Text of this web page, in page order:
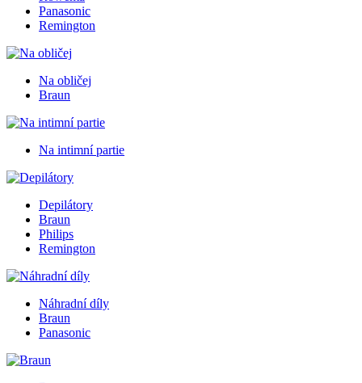
Panasonic
Remington
Na obličej
Braun
Na intimní partie
Depilátory
Braun
Philips
Remington
Náhradní díly
Braun
Panasonic